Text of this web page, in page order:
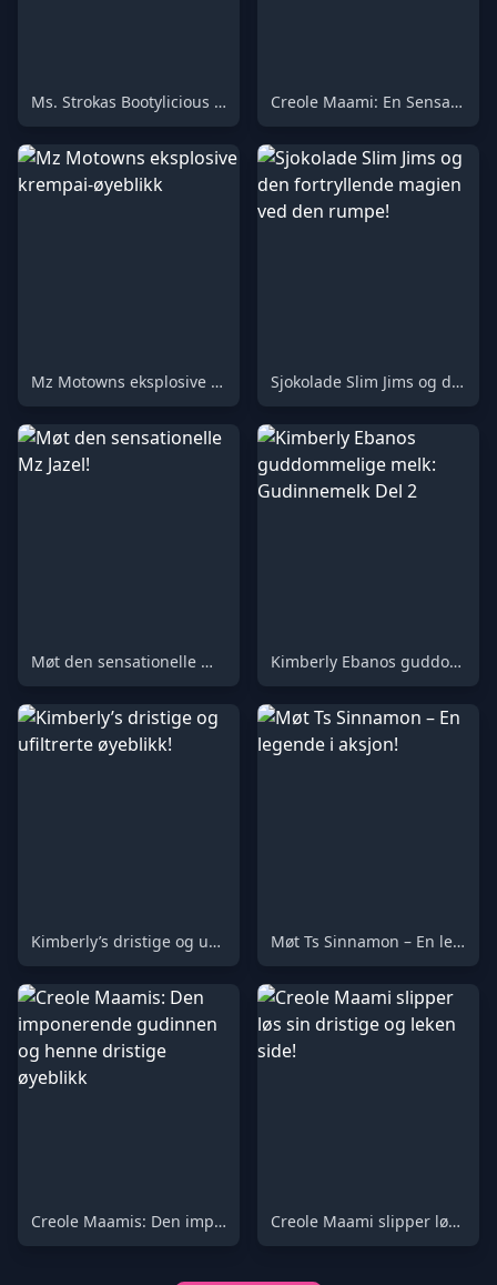
Ms. Strokas Bootylicious Gass-Extravaganza Creole Maami: En Sensasjonell Debut!
Mz Motowns eksplosive krempai-øyeblikk Sjokolade Slim Jims og den fortryllende magien ved den rumpe!
Møt den sensationelle Mz Jazel! Kimberly Ebanos guddommelige melk: Gudinnemelk Del 2
Kimberly’s dristige og ufiltrerte øyeblikk! Møt Ts Sinnamon – En legende i aksjon!
Creole Maamis: Den imponerende gudinnen og henne dristige øyeblikk Creole Maami slipper løs sin dristige og leken side!